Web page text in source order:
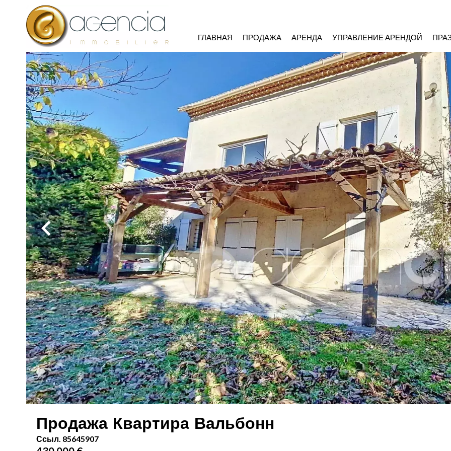
ГЛАВНАЯ ПРОДАЖА АРЕНДА УПРАВЛЕНИЕ АРЕНДОЙ
Продажа Квартира Вальбонн
Ссыл. 85645907